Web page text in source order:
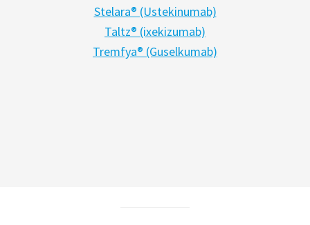
Stelara® (Ustekinumab)
Taltz® (ixekizumab)
Tremfya® (Guselkumab)